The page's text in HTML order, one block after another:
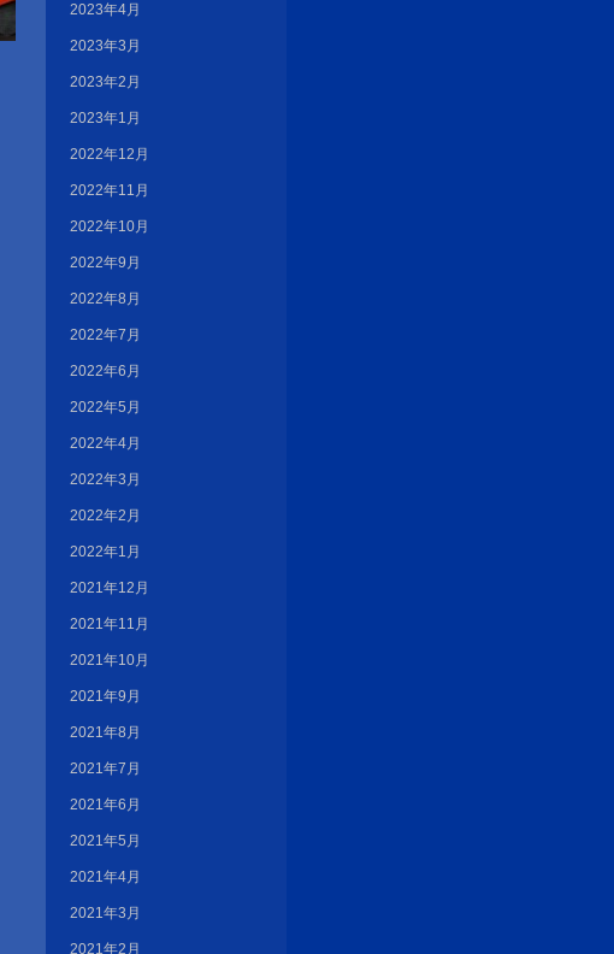
2023年4月
2023年3月
2023年2月
2023年1月
2022年12月
2022年11月
2022年10月
2022年9月
2022年8月
2022年7月
2022年6月
2022年5月
2022年4月
2022年3月
2022年2月
2022年1月
2021年12月
2021年11月
2021年10月
2021年9月
2021年8月
2021年7月
2021年6月
2021年5月
2021年4月
2021年3月
2021年2月